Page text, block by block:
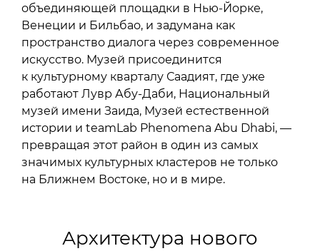
объединяющей площадки в Нью-Йорке,
Венеции и Бильбао, и задумана как
пространство диалога через современное
искусство. Музей присоединится
к культурному кварталу Саадият, где уже
работают Лувр Абу-Даби, Национальный
музей имени Заида, Музей естественной
истории и teamLab Phenomena Abu Dhabi, —
превращая этот район в один из самых
значимых культурных кластеров не только
на Ближнем Востоке, но и в мире.
Архитектура нового